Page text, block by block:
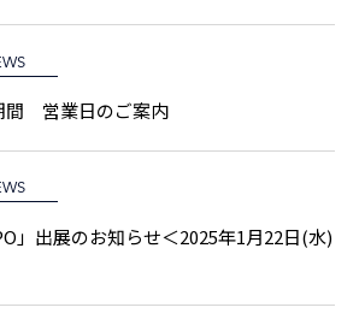
間 営業日のご案内
」出展のお知らせ＜2025年1月22日(水)